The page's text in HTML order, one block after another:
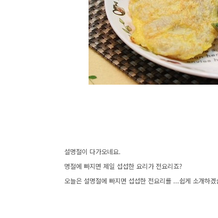
설명절이 다가오네요.
명절에 빠지면 제일 섭섭한 요리가 전요리죠?
오늘은 설명절에 빠지면 섭섭한 전요리를 ...쉽게 소개하겠